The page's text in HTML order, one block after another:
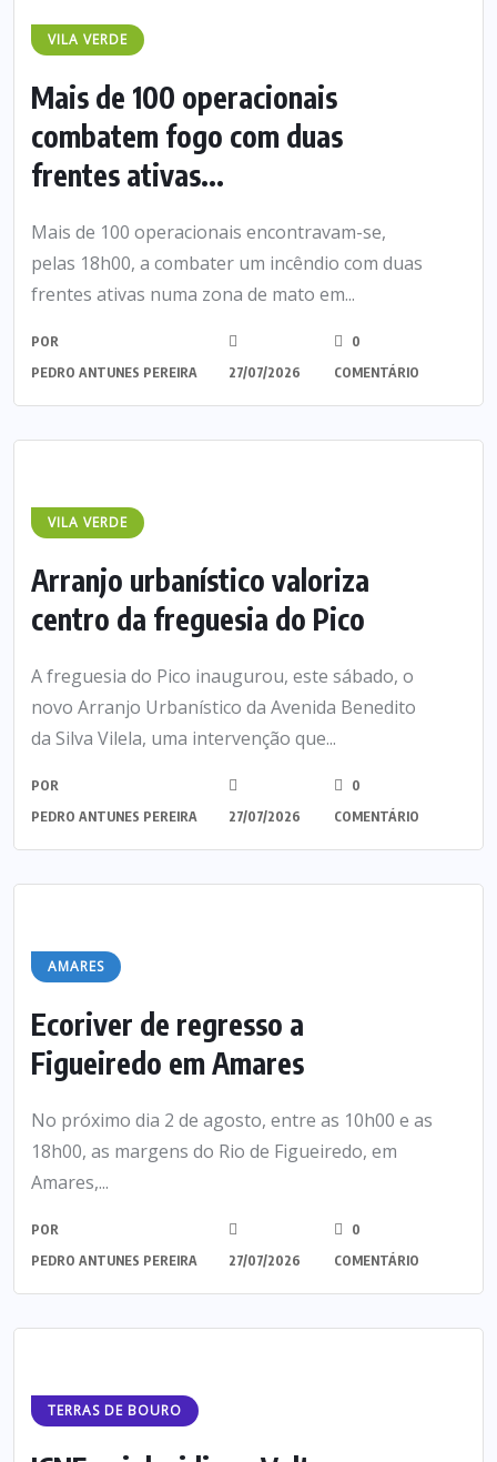
VILA VERDE
Mais de 100 operacionais
combatem fogo com duas
frentes ativas...
Mais de 100 operacionais encontravam-se,
pelas 18h00, a combater um incêndio com duas
frentes ativas numa zona de mato em...
POR
PEDRO ANTUNES PEREIRA
27/07/2026
0
COMENTÁRIO
VILA VERDE
Arranjo urbanístico valoriza
centro da freguesia do Pico
A freguesia do Pico inaugurou, este sábado, o
novo Arranjo Urbanístico da Avenida Benedito
da Silva Vilela, uma intervenção que...
POR
PEDRO ANTUNES PEREIRA
27/07/2026
0
COMENTÁRIO
AMARES
Ecoriver de regresso a
Figueiredo em Amares
No próximo dia 2 de agosto, entre as 10h00 e as
18h00, as margens do Rio de Figueiredo, em
Amares,...
POR
PEDRO ANTUNES PEREIRA
27/07/2026
0
COMENTÁRIO
TERRAS DE BOURO